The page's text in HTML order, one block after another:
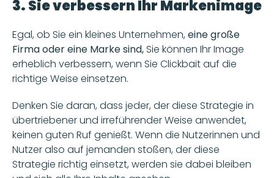
3. Sie verbessern Ihr Markenimage
Egal, ob Sie ein kleines Unternehmen, eine große
Firma oder eine Marke sind, Sie können Ihr Image
erheblich verbessern, wenn Sie Clickbait auf die
richtige Weise einsetzen.
Denken Sie daran, dass jeder, der diese Strategie in
übertriebener und irreführender Weise anwendet,
keinen guten Ruf genießt. Wenn die Nutzerinnen und
Nutzer also auf jemanden stoßen, der diese
Strategie richtig einsetzt, werden sie dabei bleiben